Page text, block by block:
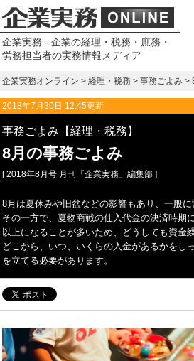
企業実務 - 企業の経理・税務・庶務・
労務担当者の実務情報メディア
企業実務オンライン > 経理・税務 > 事務ごよみ >
2018年7月30日 12:45更新
事務ごよみ【経理・税務】
8月の事務ごよみ
[ 2018年8月号 月刊「企業実務」編集部 ]
8月は夏休みや旧盆などの影響もあり、一般に
その一方で、夏物商戦の仕入代金の決済時期
以上になることが多いため、どうしても資金
どこから、いつ、いくらの入金があるかをし
を立てる必要があります。